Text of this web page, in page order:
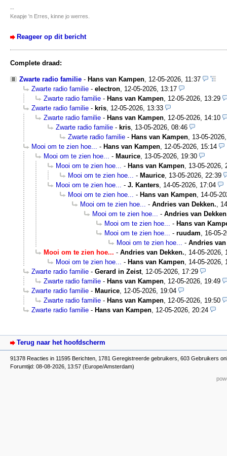
--
Keapje 'n Erres, kinne jo werres.
Reageer op dit bericht
Complete draad:
Zwarte radio familie - Hans van Kampen, 12-05-2026, 11:37
Zwarte radio familie - electron, 12-05-2026, 13:17
Zwarte radio familie - Hans van Kampen, 12-05-2026, 13:29
Zwarte radio familie - kris, 12-05-2026, 13:33
Zwarte radio familie - Hans van Kampen, 12-05-2026, 14:10
Zwarte radio familie - kris, 13-05-2026, 08:46
Zwarte radio familie - Hans van Kampen, 13-05-
Mooi om te zien hoe... - Hans van Kampen, 12-05-2026, 15:14
Mooi om te zien hoe... - Maurice, 13-05-2026, 19:30
Mooi om te zien hoe... - Hans van Kampen, 13-05-2026,
Mooi om te zien hoe... - Maurice, 13-05-2026, 22:39
Mooi om te zien hoe... - J. Kanters, 14-05-2026, 17:04
Mooi om te zien hoe... - Hans van Kampen, 14-05-
Mooi om te zien hoe... - Andries van Dekken.,
Mooi om te zien hoe... - Andries van
Mooi om te zien hoe... - Hans van
Mooi om te zien hoe... - ruudam, 16-05-
Mooi om te zien hoe... - Andries
Mooi om te zien hoe... - Andries van Dekken., 14-05-2026,
Mooi om te zien hoe... - Hans van Kampen, 14-05-2026,
Zwarte radio familie - Gerard in Zeist, 12-05-2026, 17:29
Zwarte radio familie - Hans van Kampen, 12-05-2026, 19:49
Zwarte radio familie - Maurice, 12-05-2026, 19:04
Zwarte radio familie - Hans van Kampen, 12-05-2026, 19:50
Zwarte radio familie - Hans van Kampen, 12-05-2026, 20:24
Terug naar het hoofdscherm
91378 Reacties in 11595 Berichten, 1781 Geregistreerde gebruikers, 603 Gebruikers
Forumtijd: 08-08-2026, 13:57 (Europe/Amsterdam)